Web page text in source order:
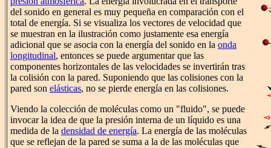
del sonido en general es muy pequeña en comparación con el
total de energía. Si se visualiza los vectores de velocidad que
se muestran en la ilustración como justamente esa energía
adicional que se asocia con la energía del sonido en la onda
longitudinal, entonces se puede argumentar que las
componentes horizontales de las velocidades se invertirán tras
la colisión con la pared. Suponiendo que las colisiones con la
pared son elásticas, no se pierde energía en las colisiones.
Viendo la colección de moléculas como un "fluido", se puede
invocar la idea de que la presión interna de un líquido es una
medida de la densidad de energía. La energía de las moléculas
que se reflejan de la pared se suma a la de las moléculas que